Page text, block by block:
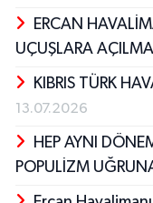
ERCAN
UÇUŞLARA
KIBRIS TÜRK
13.07.2026
HEP AYNI
POPULİZM